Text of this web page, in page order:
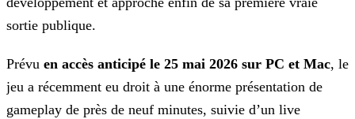
sortie publique.
Prévu en accès anticipé le 25 mai 2026 sur PC et Mac, le
jeu a récemment eu droit à une énorme présentation de
gameplay de près de neuf minutes, suivie d’un live